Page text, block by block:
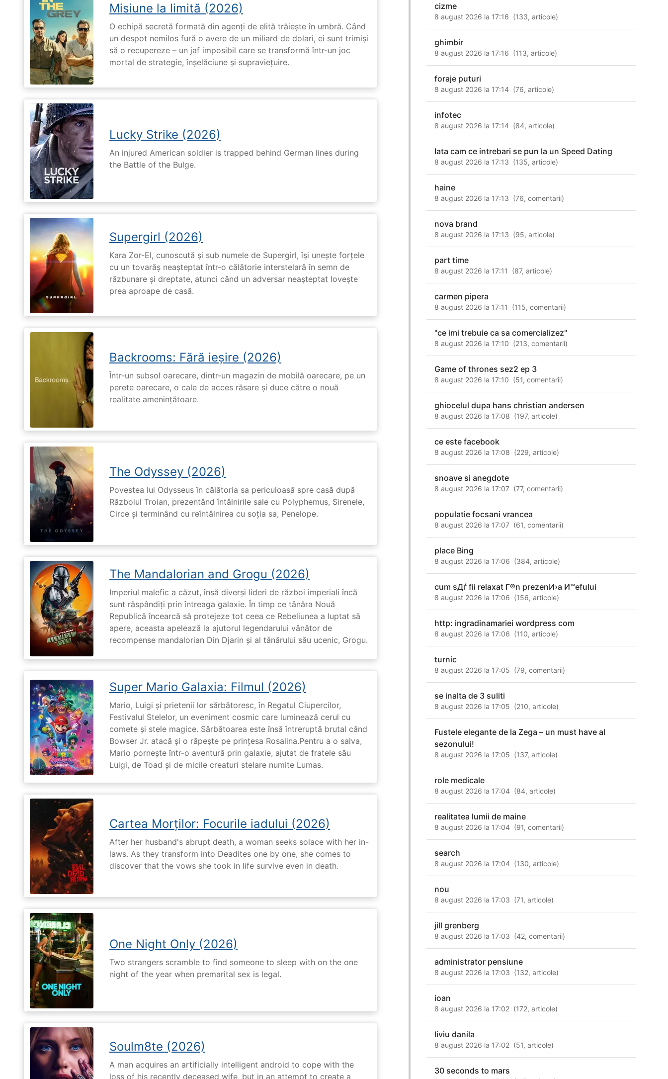
Misiune la limită (2026)
O echipă secretă formată din agenți de elită trăiește în umbră. Când
un despot nemilos fură o avere de un miliard de dolari, ei sunt trimiși
să o recupereze – un jaf imposibil care se transformă într-un joc
mortal de strategie, înșelăciune și supraviețuire.
Lucky Strike (2026)
An injured American soldier is trapped behind German lines during
the Battle of the Bulge.
Supergirl (2026)
Kara Zor-El, cunoscută și sub numele de Supergirl, își unește forțele
cu un tovarăș neașteptat într-o călătorie interstelară în semn de
răzbunare și dreptate, atunci când un adversar neașteptat lovește
prea aproape de casă.
Backrooms: Fără ieșire (2026)
Într-un subsol oarecare, dintr-un magazin de mobilă oarecare, pe un
perete oarecare, o cale de acces răsare și duce către o nouă
realitate amenințătoare.
The Odyssey (2026)
Povestea lui Odysseus în călătoria sa periculoasă spre casă după
Războiul Troian, prezentând întâlnirile sale cu Polyphemus, Sirenele,
Circe și terminând cu reîntâlnirea cu soția sa, Penelope.
The Mandalorian and Grogu (2026)
Imperiul malefic a căzut, însă diverși lideri de război imperiali încă
sunt răspândiți prin întreaga galaxie. În timp ce tânăra Nouă
Republică încearcă să protejeze tot ceea ce Rebeliunea a luptat să
apere, aceasta apelează la ajutorul legendarului vânător de
recompense mandalorian Din Djarin și al tânărului său ucenic, Grogu.
Super Mario Galaxia: Filmul (2026)
Mario, Luigi și prietenii lor sărbătoresc, în Regatul Ciupercilor,
Festivalul Stelelor, un eveniment cosmic care luminează cerul cu
comete și stele magice. Sărbătoarea este însă întreruptă brutal când
Bowser Jr. atacă și o răpește pe prinţesa Rosalina.Pentru a o salva,
Mario pornește într-o aventură prin galaxie, ajutat de fratele său
Luigi, de Toad și de micile creaturi stelare numite Lumas.
Cartea Morților: Focurile iadului (2026)
After her husband's abrupt death, a woman seeks solace with her in-
laws. As they transform into Deadites one by one, she comes to
discover that the vows she took in life survive even in death.
One Night Only (2026)
Two strangers scramble to find someone to sleep with on the one
night of the year when premarital sex is legal.
Soulm8te (2026)
A man acquires an artificially intelligent android to cope with the
loss of his recently deceased wife, but in an attempt to create a
cizme
8 august 2026 la 17:16 (133,articole)
ghimbir
8 august 2026 la 17:16 (113,articole)
foraje puturi
8 august 2026 la 17:14 (76,articole)
infotec
8 august 2026 la 17:14 (84,articole)
Iata cam ce intrebari se pun la un Speed Dating
8 august 2026 la 17:13 (135,articole)
haine
8 august 2026 la 17:13 (76,comentarii)
nova brand
8 august 2026 la 17:13 (95,articole)
part time
8 august 2026 la 17:11 (87,articole)
carmen pipera
8 august 2026 la 17:11 (115,comentarii)
"ce imi trebuie ca sa comercializez"
8 august 2026 la 17:10 (213,comentarii)
Game of thrones sez2 ep 3
8 august 2026 la 17:10 (51,comentarii)
ghiocelul dupa hans christian andersen
8 august 2026 la 17:08 (197,articole)
ce este facebook
8 august 2026 la 17:08 (229,articole)
snoave si anegdote
8 august 2026 la 17:07 (77,comentarii)
populatie focsani vrancea
8 august 2026 la 17:07 (61,comentarii)
place Bing
8 august 2026 la 17:06 (384,articole)
cum sДѓ fii relaxat Г®n prezenИ›a И™efului
8 august 2026 la 17:06 (156,articole)
http: ingradinamariei wordpress com
8 august 2026 la 17:06 (110,articole)
turnic
8 august 2026 la 17:05 (79,comentarii)
se inalta de 3 suliti
8 august 2026 la 17:05 (210,articole)
Fustele elegante de la Zega – un must have al
sezonului!
8 august 2026 la 17:05 (137,articole)
role medicale
8 august 2026 la 17:04 (84,articole)
realitatea lumii de maine
8 august 2026 la 17:04 (91,comentarii)
search
8 august 2026 la 17:04 (130,articole)
nou
8 august 2026 la 17:03 (71,articole)
jill grenberg
8 august 2026 la 17:03 (42,comentarii)
administrator pensiune
8 august 2026 la 17:03 (132,articole)
ioan
8 august 2026 la 17:02 (172,articole)
liviu danila
8 august 2026 la 17:02 (51,articole)
30 seconds to mars